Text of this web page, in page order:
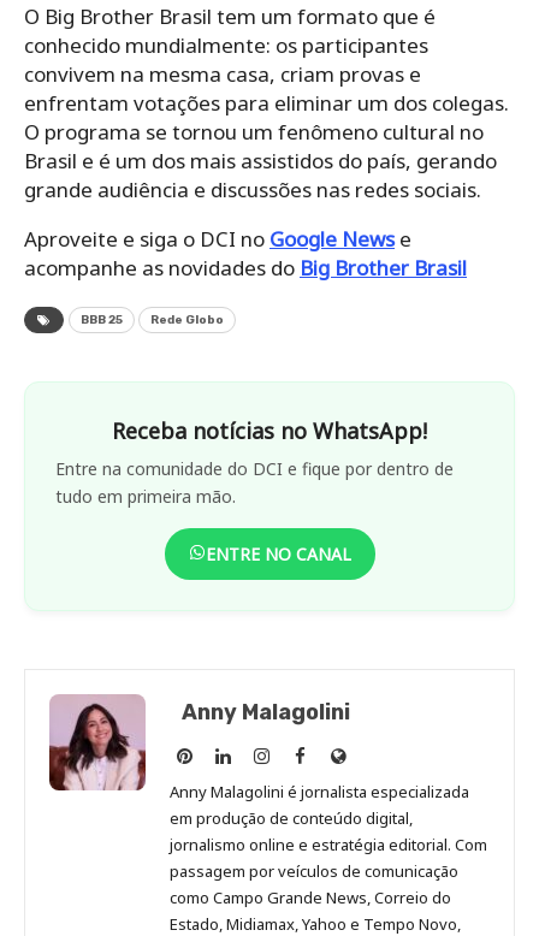
O Big Brother Brasil tem um formato que é
conhecido mundialmente: os participantes
convivem na mesma casa, criam provas e
enfrentam votações para eliminar um dos colegas.
O programa se tornou um fenômeno cultural no
Brasil e é um dos mais assistidos do país, gerando
grande audiência e discussões nas redes sociais.
Aproveite e siga o DCI no Google Newse
acompanhe as novidades do Big Brother Brasil
BBB 25 Rede Globo
Receba notícias no WhatsApp!
Entre na comunidade do DCI e fique por dentro de
tudo em primeira mão.
ENTRE NO CANAL
Anny Malagolini
Anny
Malagolini
no
Pinterest
Anny
Malagolini
no
LinkedIn
Anny
Malagolini
no
Instagram
Anny
Malagolini
no
Facebook
Site
de
Anny
Malagolini
Anny Malagolini é jornalista especializada
em produção de conteúdo digital,
jornalismo online e estratégia editorial. Com
passagem por veículos de comunicação
como Campo Grande News, Correio do
Estado, Midiamax, Yahoo e Tempo Novo,